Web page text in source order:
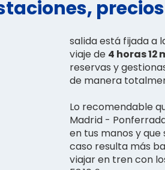
salida está fijada a
viaje de 4 horas 12
reservas y
de manera
Lo recomendable
Madrid -
en tus manos y
caso resulta más
viajar en tren con